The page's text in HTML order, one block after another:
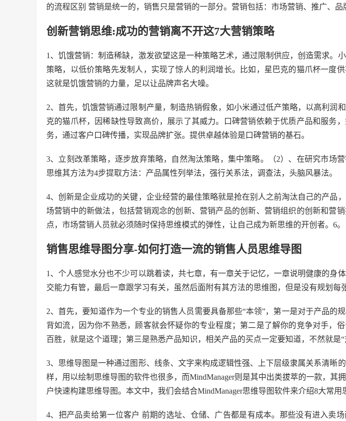
的流程区别 营销是统一的，销售只是营销的一部分。营销包括：市场营销、推广、品
创新营销思维:成功的营销离不开这7大营销策略
1、饥饿营销：制造稀缺，激发欲望这是一种策略艺术，通过限制供应，创造需求。
策略，以低价策略先发制人，实现了惊人的利润增长。比如，星巴克的猫爪杯一度供
这就是饥饿营销的力量，足以让品牌声名大噪。
2、首先，饥饿营销通过限制产量，制造热销假象，如小米通过低产策略，以高利润
克的猫爪杯，因稀缺性导致高价，展示了其威力。口碑营销依赖于优质产品和服务
务，通过客户口碑传播，实现品牌扩张。提供卓越体验是口碑营销的基石。
3、立刻改革策略，逐步放弃策略，自然淘汰策略，集中策略。（2）、在研究市场
思维其方法为4步提取方法：产品属性列举法，强行关系法，调查法，头脑风暴法。
4、创新是企业成功的关键，企业经营的最佳策略就是抢在别人之前淘汰自己的产品
场营销中的新做法，包括营销观念的创新、营销产品的创新、营销组织的创新和营
点，市场营销人员就必须随时保持思维模式的弹性，让自己成为新思维的开创者。6。
销售思维导图分享-如何打造一流的销售人员思维导图
1、个人感觉水分也不少可以跳着读，共七章，有一章关于记忆，一章说明健康的身
交能力有管，最后一章跟学习有关，虽然后面附有其方法的思维图，但是没有规划每
2、首先，要知道作为一个专业的销售人员需要具备那些“本领”，第一是对于产品的
背如流，因为你不熟悉，顾客就会怀疑你的专业程度；第二是了解你的竞争对手，
百胜，就是这个道理；第三是熟悉产品知识，相关产品的买点一定要知道，不然就是“
3、思维导图是一种通过图形、线条、文字来构成逻辑性强、上下层级隶属关系清晰
样，用以绘制思维导图的软件也很多，而MindManager则是其中出类拔萃的一款，其
户快速构建思维导图。本文中，我们会结合MindManager思维导图软件来介绍8大常用
4、把产品卖给第一位客户 前期的选址、仓储、广告都是有成本。那些没有进入卖